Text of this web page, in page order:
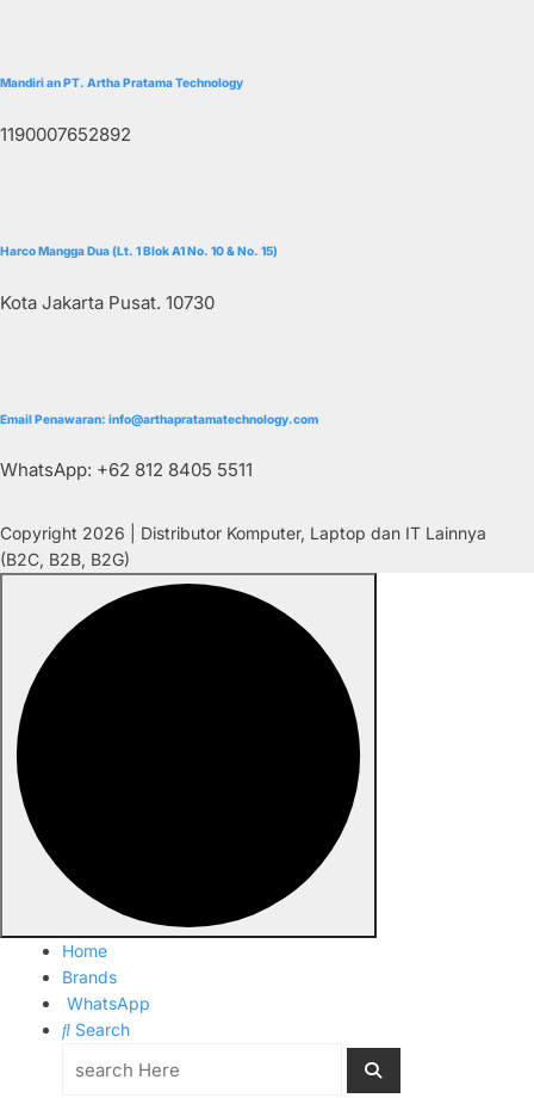
Mandiri an PT. Artha Pratama Technology
1190007652892
Harco Mangga Dua (Lt. 1 Blok A1 No. 10 & No. 15)
Kota Jakarta Pusat. 10730
Email Penawaran: info@arthapratamatechnology.com
WhatsApp: +62 812 8405 5511
Copyright 2026 | Distributor Komputer, Laptop dan IT Lainnya
(B2C, B2B, B2G)
Home
Brands
WhatsApp
Search